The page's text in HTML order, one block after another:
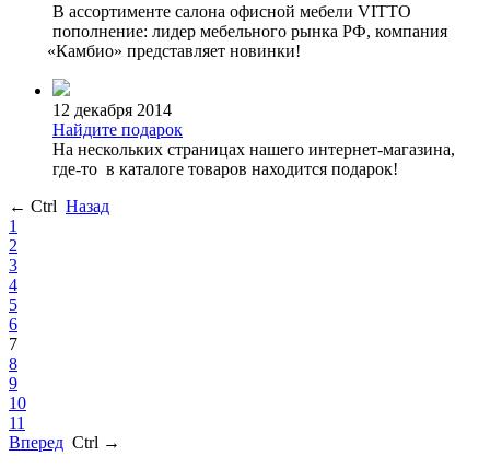
В ассортименте салона офисной мебели VITTO
пополнение: лидер мебельного рынка РФ, компания
«Камбио» представляет новинки!
12 декабря 2014
Найдите подарок
На нескольких страницах нашего интернет-магазина,
где-то в каталоге товаров находится подарок!
← Ctrl Назад
1
2
3
4
5
6
7
8
9
10
11
Вперед Ctrl →